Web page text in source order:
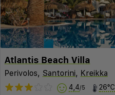
Atlantis Beach Villa
Perivolos, Santorini, Kreikka
4,4/5 26°C